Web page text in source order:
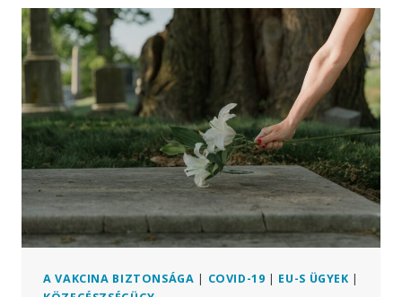
KOVÁSZOLTÁS
UTÁN
–
AZ
ORVOS
FELJELENTÉST
TETT
AZ
ÜGYÉSZSÉGEN
A VAKCINA BIZTONSÁGA | COVID-19 | EU-S ÜGYEK |